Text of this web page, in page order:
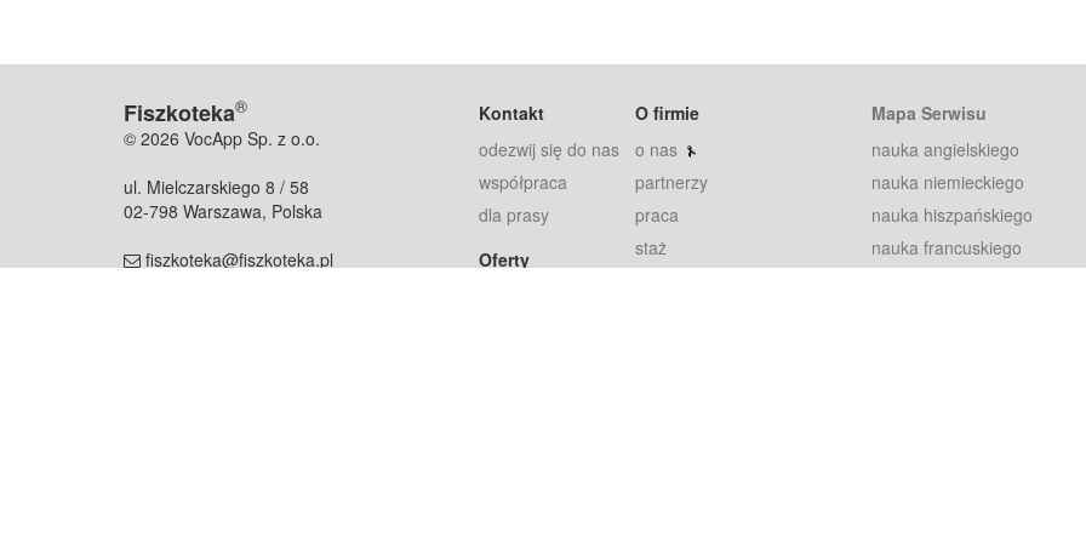
Fiszkoteka®
© 2026 VocApp Sp. z o.o.
ul. Mielczarskiego 8 / 58
02-798 Warszawa, Polska
fiszkoteka@fiszkoteka.pl
Kontakt
odezwij się do nas
współpraca
dla prasy
Oferty
O firmie
o nas
partnerzy
praca
staż
Mapa Serwisu
nauka angielskiego
nauka niemieckiego
nauka hiszpańskiego
nauka francuskiego